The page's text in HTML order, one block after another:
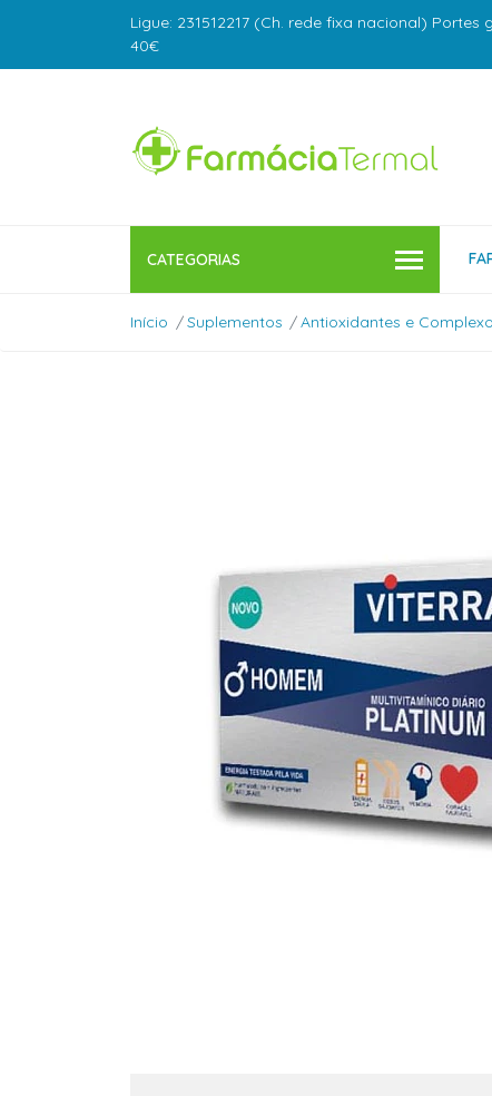
Ligue: 231512217 (Ch. rede fixa nacional)
40€
CATEGORIAS
Início Suplementos Antioxidantes e